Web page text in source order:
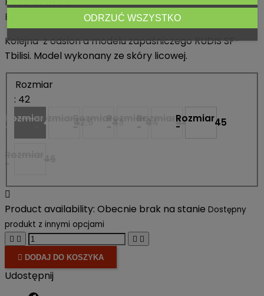
Brutto
Kolejna z odsłon a modelu zapaśniczego RUDIS SF-
Tbilisi. Model wykonany ze skóry licowej.
Rozmiar
: 42
Rozmiar
- 42
Rozmiar 42,5
Rozmiar43
Rozmiar 44
Rozmiar 44,5
Rozmiar
- 45

Product availability: Obecnie brak na stanie Dostępny
produkt z innymi opcjami
   
 DODAJ DO KOSZYKA
Udostępnij
ODRZUĆ WSZYSTKO